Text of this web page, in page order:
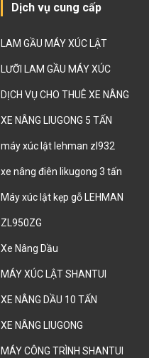
Dịch vụ cung cấp
LAM GẦU MÁY XÚC LẬT
LƯỠI LAM GẦU MÁY XÚC
DỊCH VỤ CHO THUÊ XE NÂNG
XE NÂNG LIUGONG 5 TẤN
máy xúc lật lehman zl932
xe nâng điên likugong 3 tấn
Máy xúc lật kẹp gỗ LEHMAN
ZL950ZG
Xe Nâng Dầu
MÁY XÚC LẬT SHANTUI
XE NÂNG DẦU 10 TẤN
XE NÂNG LIUGONG
MÁY CÔNG TRÌNH SHANTUI